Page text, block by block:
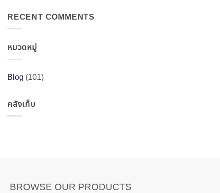
RECENT COMMENTS
หมวดหมู่
Blog (101)
คลังเก็บ
BROWSE OUR PRODUCTS